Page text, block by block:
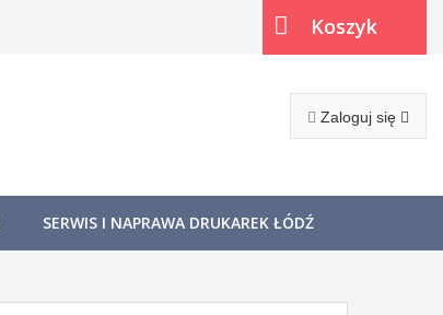
Zaloguj się
Koszyk
SERWIS I NAPRAWA DRUKAREK ŁÓDŹ